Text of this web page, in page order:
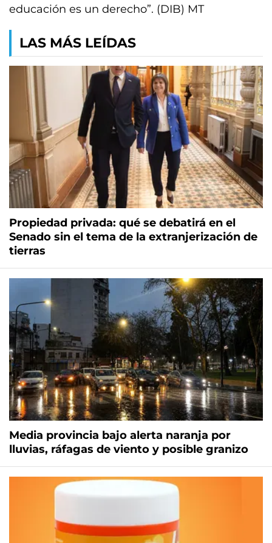
educación es un derecho”. (DIB) MT
LAS MÁS LEÍDAS
Propiedad privada: qué se debatirá en el
Senado sin el tema de la extranjerización de
tierras
Media provincia bajo alerta naranja por
lluvias, ráfagas de viento y posible granizo